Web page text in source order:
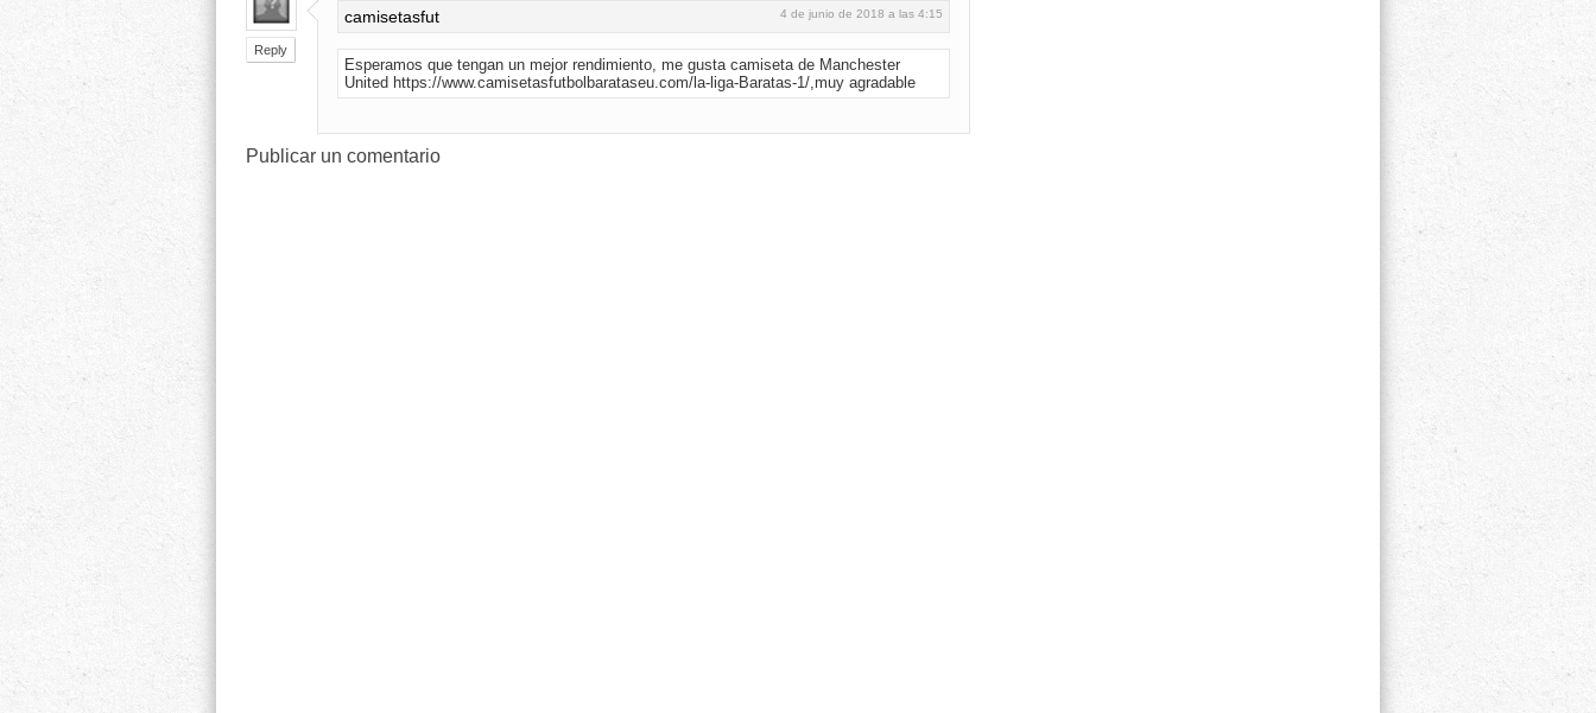
Reply
camisetasfut 4 de junio de 2018 a las 4:15
Esperamos que tengan un mejor rendimiento, me gusta camiseta de Manchester
United https://www.camisetasfutbolbarataseu.com/la-liga-Baratas-1/,muy agradable
Publicar un comentario